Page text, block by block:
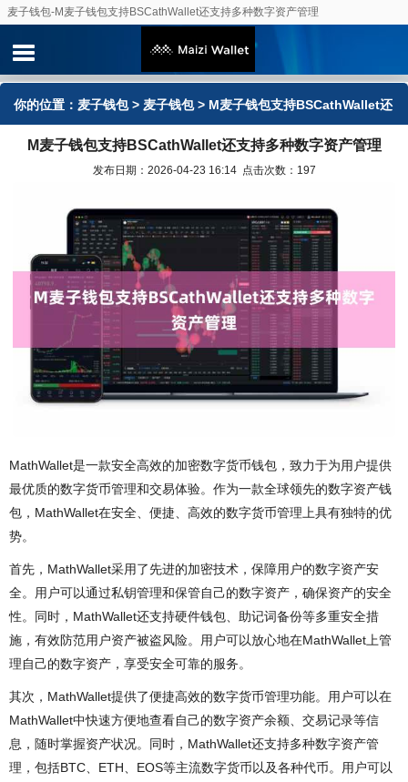
麦子钱包-M麦子钱包支持BSCathWallet还支持多种数字资产管理
你的位置： 麦子钱包> 麦子钱包> M麦子钱包支持BSCathWallet还
支持多种数字资产管理
M麦子钱包支持BSCathWallet还支持多种数字资产管理
发布日期：2026-04-23 16:14 点击次数：197
MathWallet是一款安全高效的加密数字货币钱包，致力于为用户提供
最优质的数字货币管理和交易体验。作为一款全球领先的数字资产钱
包，MathWallet在安全、便捷、高效的数字货币管理上具有独特的优
势。
首先，MathWallet采用了先进的加密技术，保障用户的数字资产安
全。用户可以通过私钥管理和保管自己的数字资产，确保资产的安全
性。同时，MathWallet还支持硬件钱包、助记词备份等多重安全措
施，有效防范用户资产被盗风险。用户可以放心地在MathWallet上管
理自己的数字资产，享受安全可靠的服务。
其次，MathWallet提供了便捷高效的数字货币管理功能。用户可以在
MathWallet中快速方便地查看自己的数字资产余额、交易记录等信
息，随时掌握资产状况。同时，MathWallet还支持多种数字资产管
理，包括BTC、ETH、EOS等主流数字货币以及各种代币。用户可以